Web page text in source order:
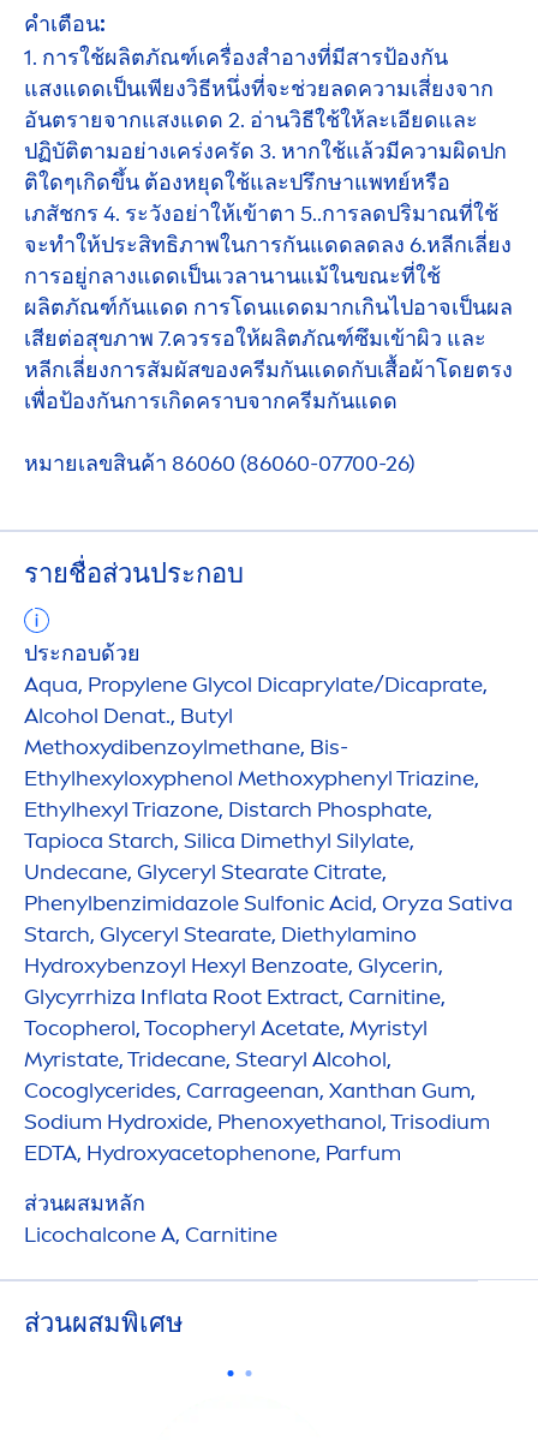
คำเตือน:
1. การใช้ผลิตภัณฑ์เครื่องสำอางที่มีสารป้องกัน
แสงแดดเป็นเพียงวิธีหนึ่งที่จะช่วยลดความเสี่ยงจาก
อันตรายจากแสงแดด 2. อ่านวิธีใช้ให้ละเอียดและ
ปฏิบัติตามอย่างเคร่งครัด 3. หากใช้แล้วมีความผิดปก
ติใดๆเกิดขึ้น ต้องหยุดใช้และปรึกษาแพทย์หรือ
เภสัชกร 4. ระวังอย่าให้เข้าตา 5..การลดปริมาณที่ใช้
จะทำให้ประสิทธิภาพในการกันแดดลดลง 6.หลีกเลี่ยง
การอยู่กลางแดดเป็นเวลานานแม้ในขณะที่ใช้
ผลิตภัณฑ์กันแดด การโดนแดดมากเกินไปอาจเป็นผล
เสียต่อสุขภาพ 7.ควรรอให้ผลิตภัณฑ์ซึมเข้าผิว และ
หลีกเลี่ยงการสัมผัสของครีมกันแดดกับเสื้อผ้าโดยตรง
เพื่อป้องกันการเกิดคราบจากครีมกันแดด
หมายเลขสินค้า 86060 (86060-07700-26)
รายชื่อส่วนประกอบ
ประกอบด้วย
Aqua, Propylene Glycol Dicaprylate/Dicaprate,
Alcohol Denat., Butyl
Methoxydibenzoylmethane, Bis-
Ethylhexyloxyphenol Methoxyphenyl Triazine,
Ethylhexyl Triazone, Distarch Phosphate,
Tapioca Starch, Silica Dimethyl Silylate,
Undecane, Glyceryl Stearate Citrate,
Phenylbenzimidazole Sulfonic Acid, Oryza Sativa
Starch, Glyceryl Stearate, Diethylamino
Hydroxybenzoyl Hexyl Benzoate, Glycerin,
Glycyrrhiza Inflata Root Extract, Carnitine,
Tocopherol, Tocopheryl Acetate, Myristyl
Myristate, Tridecane, Stearyl Alcohol,
Cocoglycerides, Carrageenan, Xanthan Gum,
Sodium Hydroxide, Phenoxyethanol, Trisodium
EDTA, Hydroxyacetophenone, Parfum
ส่วนผสมหลัก
Licochalcone A, Carnitine
ส่วนผสมพิเศษ